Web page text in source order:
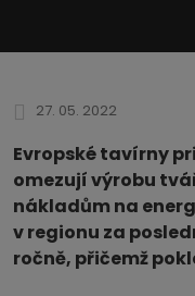
27. 05. 2022
Evropské tavírny
omezují výrobu
nákladům na
v regionu za
ročně, přičemž